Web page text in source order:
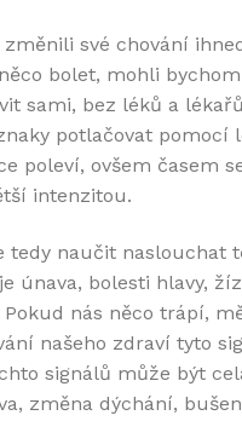
své chování
bolet, mohli
sami, bez léků a
potlačovat pomocí
poleví, ovšem časem
intenzitou.
tedy naučit naslouchat
únava, bolesti hlavy,
nás něco trápí,
našeho zdraví tyto
signálů může být
změna dýchání,